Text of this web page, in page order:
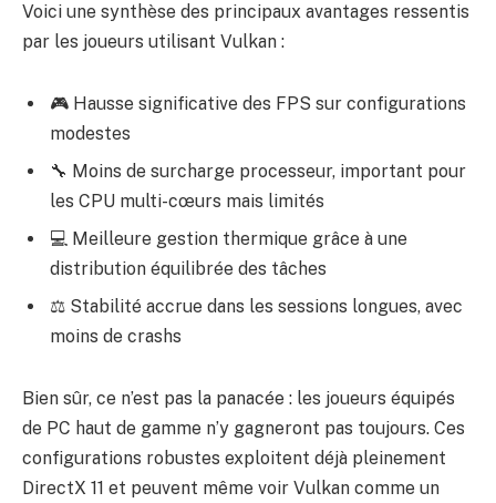
Voici une synthèse des principaux avantages ressentis
par les joueurs utilisant Vulkan :
🎮 Hausse significative des FPS sur configurations
modestes
🔧 Moins de surcharge processeur, important pour
les CPU multi-cœurs mais limités
💻 Meilleure gestion thermique grâce à une
distribution équilibrée des tâches
⚖️ Stabilité accrue dans les sessions longues, avec
moins de crashs
Bien sûr, ce n’est pas la panacée : les joueurs équipés
de PC haut de gamme n’y gagneront pas toujours. Ces
configurations robustes exploitent déjà pleinement
DirectX 11 et peuvent même voir Vulkan comme un